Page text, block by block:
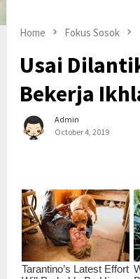
Home Fokus Sosok
Usai
Bekerja
Admin
October 4, 2019